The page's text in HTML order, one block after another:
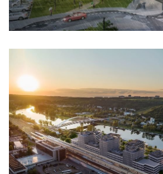
afi vokovice